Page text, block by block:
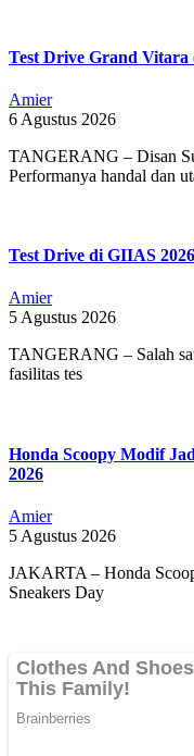
Test Drive Grand
Amier
6 Agustus 2026
TANGERANG – Disan
Performanya handal dan
Test Drive di GIIAS
Amier
5 Agustus 2026
TANGERANG – Salah
fasilitas tes
Honda Scoopy Modif
2026
Amier
5 Agustus 2026
JAKARTA – Honda
Sneakers Day